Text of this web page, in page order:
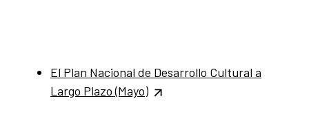
El Plan Nacional de Desarrollo Cultural a
Largo Plazo (Mayo)